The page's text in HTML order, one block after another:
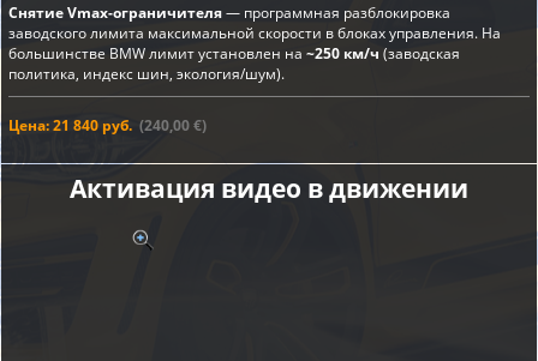
Снятие Vmax-ограничителя— программная разблокировка
заводского лимита максимальной скорости в блоках управления. На
большинстве BMW лимит установлен на ~250 км/ч (заводская
политика, индекс шин, экология/шум).
Цена: 21 840 руб. (240,00 €)
Активация видео в движении